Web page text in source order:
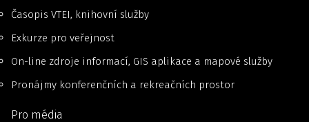
Časopis VTEI, knihovní služby
Exkurze pro veřejnost
On-line zdroje informací, GIS aplikace a mapové služby
Pronájmy konferenčních a rekreačních prostor
Pro média